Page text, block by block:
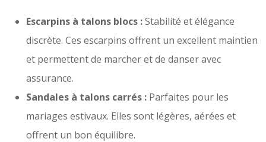
Escarpins à talons blocs :Stabilité et élégance
discrète. Ces escarpins offrent un excellent maintien
et permettent de marcher et de danser avec
assurance.
Sandales à talons carrés : Parfaites pour les
mariages estivaux. Elles sont légères, aérées et
offrent un bon équilibre.